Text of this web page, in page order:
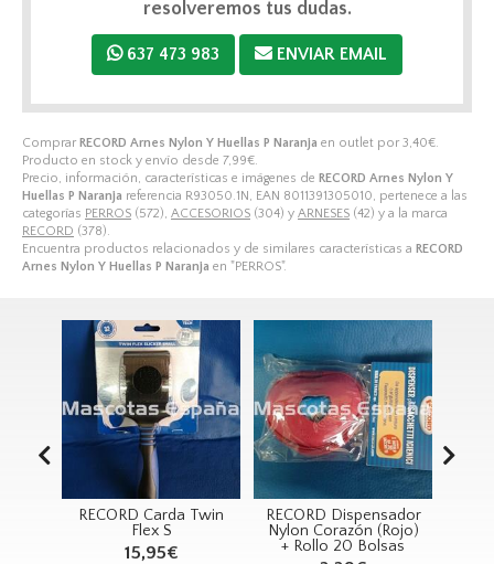
Comprar RECORD Arnes Nylon Y Huellas P Naranja en outlet por 3,40€
Producto en stock y envío desde 7,99€
Precio, información, características e imágenes de RECORD Arnes Nylon Y
Huellas P Naranja referencia R93050.1N, EAN 8011391305010, pertenece a las
categorías PERROS (572), ACCESORIOS (304) y ARNESES (42) y a la marca
RECORD (378).
Encuentra productos relacionados y de similares características a RECORD
Arnes Nylon Y Huellas P Naranja en "PERROS".
resolveremos tus dudas.
637 473 983 ENVIAR EMAIL
Carda Twin
RECORD Dispensador
Nylon Corazón (Rojo)
+ Rollo 20 Bolsas
RECORD Juguete
Leopardo 20cm
9,26€